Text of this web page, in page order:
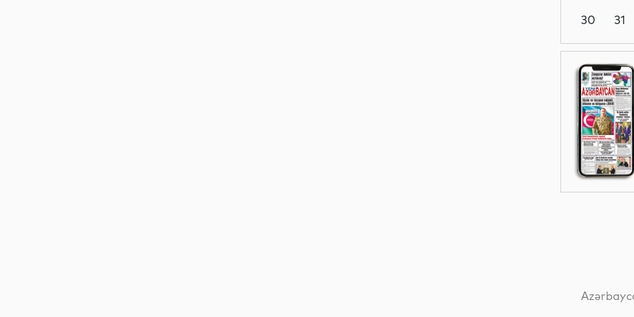
Siyasət
Dünya
30
31